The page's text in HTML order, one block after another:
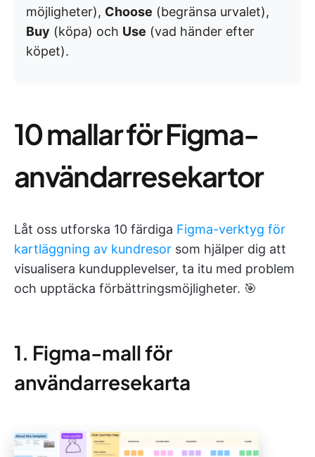
möjligheter), Choose (begränsa urvalet),
Buy (köpa) och Use (vad händer efter
köpet).
10 mallar för Figma-
användarresekartor
Låt oss utforska 10 färdiga Figma-verktyg för
kartläggning av kundresor som hjälper dig att
visualisera kundupplevelser, ta itu med problem
och upptäcka förbättringsmöjligheter. 🎯
1. Figma-mall för
användarresekarta